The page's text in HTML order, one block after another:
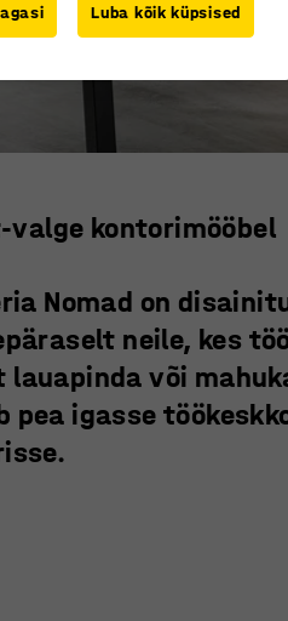
valge kontorimööbel
Nomad on
neile, kes
või
igasse
Luba kõik küpsised